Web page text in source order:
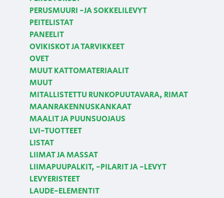
PERUSMUURI -JA SOKKELILEVYT
PEITELISTAT
PANEELIT
OVIKISKOT JA TARVIKKEET
OVET
MUUT KATTOMATERIAALIT
MUUT
MITALLISTETTU RUNKOPUUTAVARA, RIMAT
MAANRAKENNUSKANKAAT
MAALIT JA PUUNSUOJAUS
LVI-TUOTTEET
LISTAT
LIIMAT JA MASSAT
LIIMAPUUPALKIT, -PILARIT JA -LEVYT
LEVYERISTEET
LAUDE-ELEMENTIT